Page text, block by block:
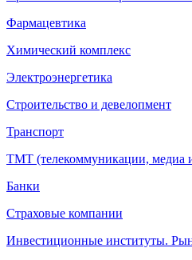
Фармацевтика
Химический комплекс
Электроэнергетика
Строительство и девелопмент
Транспорт
ТМТ (телекоммуникации, медиа
Банки
Страховые компании
Инвестиционные институты.